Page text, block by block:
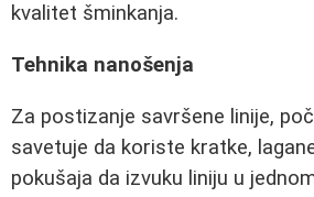
kvalitet šminkanja.
Tehnika nanošenja
Za postizanje savršene linije,
savetuje da koriste kratke,
pokušaja da izvuku liniju u